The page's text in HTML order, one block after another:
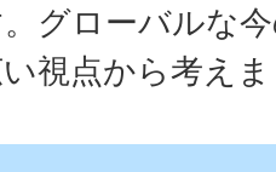
グローバルな
視点から考え